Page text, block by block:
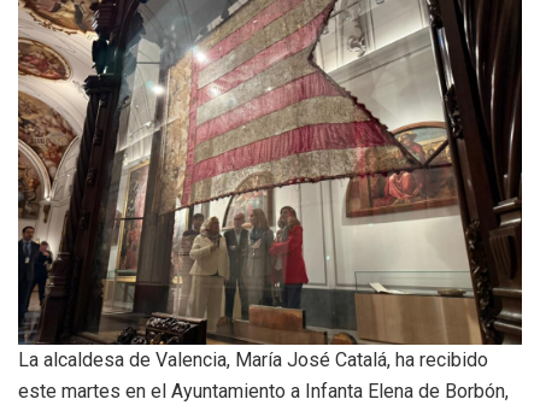
La alcaldesa de Valencia, María José Catalá, ha recibido
este martes en el Ayuntamiento a Infanta Elena de Borbón,